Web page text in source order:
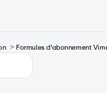
Formules d'abonnement